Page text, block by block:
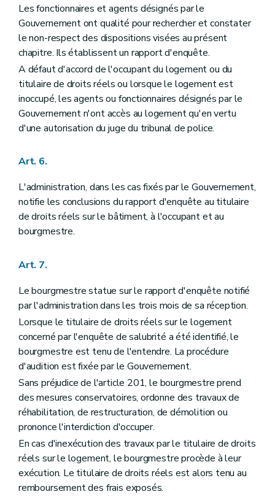
Les fonctionnaires et agents désignés par le
Gouvernement ont qualité pour rechercher et constater
le non-respect des dispositions visées au présent
chapitre. Ils établissent un rapport d'enquête.
A défaut d'accord de l'occupant du logement ou du
titulaire de droits réels ou lorsque le logement est
inoccupé, les agents ou fonctionnaires désignés par le
Gouvernement n'ont accès au logement qu'en vertu
d'une autorisation du juge du tribunal de police.
Art. 6.
L'administration, dans les cas fixés par le Gouvernement,
notifie les conclusions du rapport d'enquête au titulaire
de droits réels sur le bâtiment, à l'occupant et au
bourgmestre.
Art. 7.
Le bourgmestre statue sur le rapport d'enquête notifié
par l'administration dans les trois mois de sa réception.
Lorsque le titulaire de droits réels sur le logement
concerné par l'enquête de salubrité a été identifié, le
bourgmestre est tenu de l'entendre. La procédure
d'audition est fixée par le Gouvernement.
Sans préjudice de l'article 201, le bourgmestre prend
des mesures conservatoires, ordonne des travaux de
réhabilitation, de restructuration, de démolition ou
prononce l'interdiction d'occuper.
En cas d'inexécution des travaux par le titulaire de droits
réels sur le logement, le bourgmestre procède à leur
exécution. Le titulaire de droits réels est alors tenu au
remboursement des frais exposés.